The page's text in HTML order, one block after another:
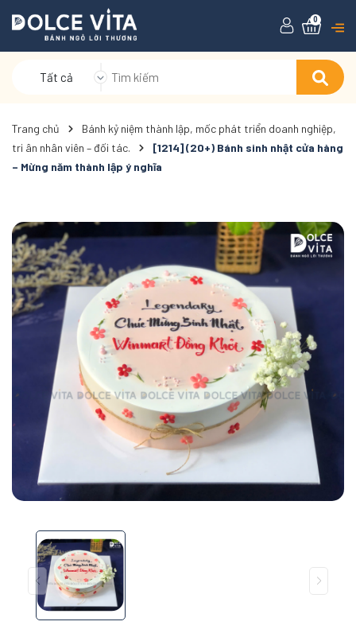
Tất cả
0
Trang chủ
Bánh kỷ niệm thành lập, mốc phát triển doanh nghiệp,
tri ân nhân viên – đối tác.
[1214] (20+) Bánh sinh nhật cửa hàng
– Mừng năm thành lập ý nghĩa